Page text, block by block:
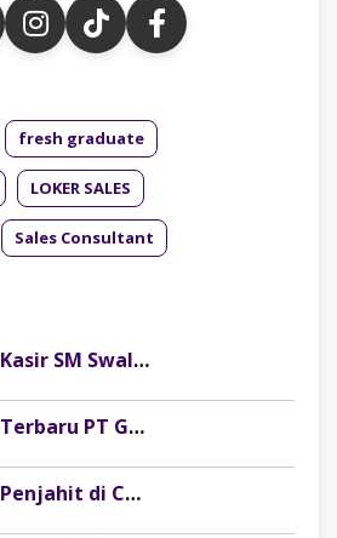
fresh graduate
LOKER SALES
Sales Consultant
Lowongan Kerja Kasir SM Swalayan Lubuklinggau (SM Group)
Lowongan Kerja Terbaru PT Gelora Citra Kimia Abadi Palembang
Lowongan Kerja Penjahit di CV Dago Bima Perkasa (MRSM Studio) Lubuk Linggau